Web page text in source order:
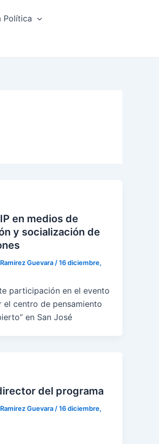
Política
en medios de
y socialización de
Guevara /16 diciembre,
participación en el evento
el centro de pensamiento
en San José
del programa
Guevara /16 diciembre,